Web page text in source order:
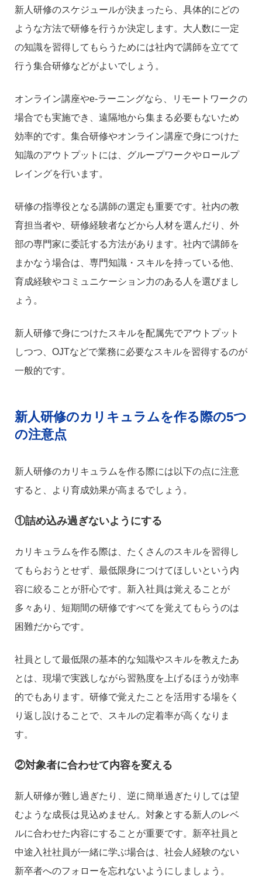
新人研修のスケジュールが決まったら、具体的にどの
ような方法で研修を行うか決定します。大人数に一定
の知識を習得してもらうためには社内で講師を立てて
行う集合研修などがよいでしょう。
オンライン講座やe-ラーニングなら、リモートワークの
場合でも実施でき、遠隔地から集まる必要もないため
効率的です。集合研修やオンライン講座で身につけた
知識のアウトプットには、グループワークやロールプ
レイングを行います。
研修の指導役となる講師の選定も重要です。社内の教
育担当者や、研修経験者などから人材を選んだり、外
部の専門家に委託する方法があります。社内で講師を
まかなう場合は、専門知識・スキルを持っている他、
育成経験やコミュニケーション力のある人を選びまし
ょう。
新人研修で身につけたスキルを配属先でアウトプット
しつつ、OJTなどで業務に必要なスキルを習得するのが
一般的です。
新人研修のカリキュラムを作る際の5つ
の注意点
新人研修のカリキュラムを作る際には以下の点に注意
すると、より育成効果が高まるでしょう。
①詰め込み過ぎないようにする
カリキュラムを作る際は、たくさんのスキルを習得し
てもらおうとせず、最低限身につけてほしいという内
容に絞ることが肝心です。新入社員は覚えることが
多々あり、短期間の研修ですべてを覚えてもらうのは
困難だからです。
社員として最低限の基本的な知識やスキルを教えたあ
とは、現場で実践しながら習熟度を上げるほうが効率
的でもあります。研修で覚えたことを活用する場をく
り返し設けることで、スキルの定着率が高くなりま
す。
②対象者に合わせて内容を変える
新人研修が難し過ぎたり、逆に簡単過ぎたりしては望
むような成長は見込めません。対象とする新人のレベ
ルに合わせた内容にすることが重要です。新卒社員と
中途入社社員が一緒に学ぶ場合は、社会人経験のない
新卒者へのフォローを忘れないようにしましょう。